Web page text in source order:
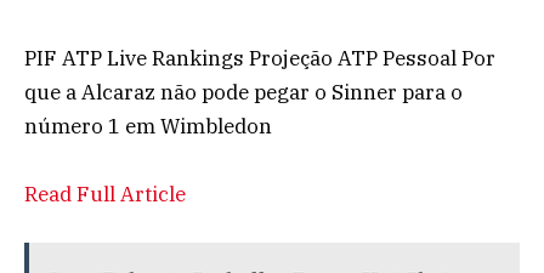
PIF ATP Live Rankings Projeção ATP Pessoal Por
que a Alcaraz não pode pegar o Sinner para o
número 1 em Wimbledon
Read Full Article